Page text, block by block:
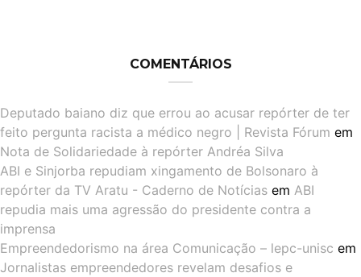
COMENTÁRIOS
Deputado baiano diz que errou ao acusar repórter de ter
feito pergunta racista a médico negro | Revista Fórum em
Nota de Solidariedade à repórter Andréa Silva
ABI e Sinjorba repudiam xingamento de Bolsonaro à
repórter da TV Aratu - Caderno de Notícias em ABI
repudia mais uma agressão do presidente contra a
imprensa
Empreendedorismo na área Comunicação – lepc-unisc em
Jornalistas empreendedores revelam desafios e